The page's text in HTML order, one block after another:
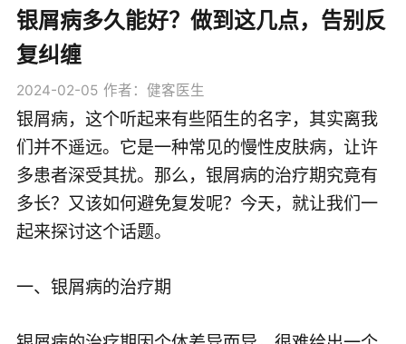
银屑病多久能好？做到这几点，告别反
复纠缠
2024-02-05 作者：健客医生
银屑病，这个听起来有些陌生的名字，其实离我
们并不遥远。它是一种常见的慢性皮肤病，让许
多患者深受其扰。那么，银屑病的治疗期究竟有
多长？又该如何避免复发呢？今天，就让我们一
起来探讨这个话题。
一、银屑病的治疗期